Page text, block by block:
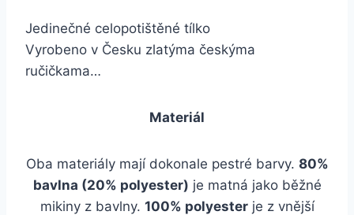
Jedinečné celopotištěné tílko
Vyrobeno v Česku zlatýma českýma
ručičkama…
Materiál
Oba materiály mají dokonale pestré barvy. 80%
bavlna (20% polyester) je matná jako běžné
mikiny z bavlny. 100% polyesterje z vnější